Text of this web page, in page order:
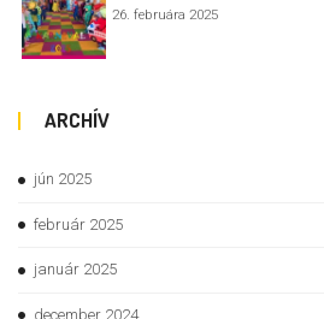
26. februára 2025
ARCHÍV
jún 2025
február 2025
január 2025
december 2024